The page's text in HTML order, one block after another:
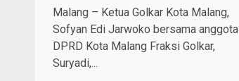
Malang – Ketua Golkar Kota Malang,
Sofyan Edi Jarwoko bersama anggota
DPRD Kota Malang Fraksi Golkar,
Suryadi,...